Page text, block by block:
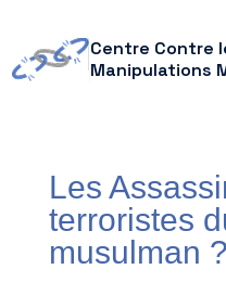
Centre Contre
Manipulations
Les
terroristes
musulman ?